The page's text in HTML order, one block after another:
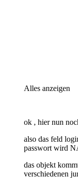
Alles anzeigen
ok , hier nun
also das feld
passwort wird
das objekt
verschiedenen